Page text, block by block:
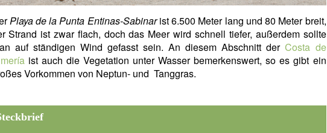
Playa de la Punta Entinas-Sabinarist 6.500 Meter lang und 80 Meter breit,
Strand ist zwar flach, doch das Meer wird schnell tiefer, außerdem sollte
auf ständigen Wind gefasst sein. An diesem Abschnitt derCosta de
ist auch die Vegetation unter Wasser bemerkenswert, so es gibt ein
Vorkommen von Neptun- und Tanggras.